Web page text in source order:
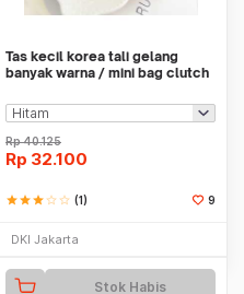
Tas kecil korea tali gelang
banyak warna / mini bag clutch
Rp40.125
Rp 32.100
starstarstarstar_borderstar_border (1) 9
DKI Jakarta
Stok Habis